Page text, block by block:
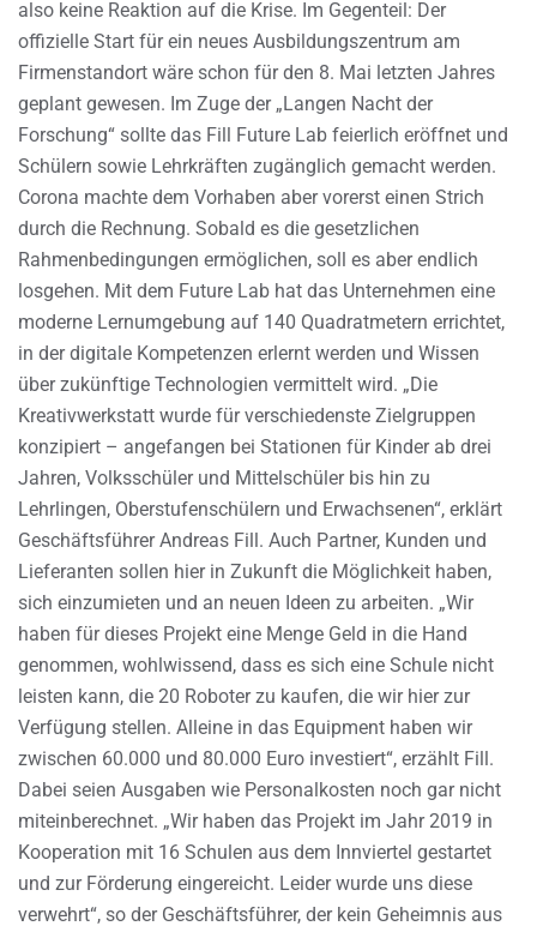
also keine Reaktion auf die Krise. Im Gegenteil: Der
offizielle Start für ein neues Ausbildungszentrum am
Firmenstandort wäre schon für den 8. Mai letzten Jahres
geplant gewesen. Im Zuge der „Langen Nacht der
Forschung“ sollte das Fill Future Lab feierlich eröffnet und
Schülern sowie Lehrkräften zugänglich gemacht werden.
Corona machte dem Vorhaben aber vorerst einen Strich
durch die Rechnung. Sobald es die gesetzlichen
Rahmenbedingungen ermöglichen, soll es aber endlich
losgehen. Mit dem Future Lab hat das Unternehmen eine
moderne Lernumgebung auf 140 Quadratmetern errichtet,
in der digitale Kompetenzen erlernt werden und Wissen
über zukünftige Technologien vermittelt wird. „Die
Kreativwerkstatt wurde für verschiedenste Zielgruppen
konzipiert – angefangen bei Stationen für Kinder ab drei
Jahren, Volksschüler und Mittelschüler bis hin zu
Lehrlingen, Oberstufenschülern und Erwachsenen“, erklärt
Geschäftsführer Andreas Fill. Auch Partner, Kunden und
Lieferanten sollen hier in Zukunft die Möglichkeit haben,
sich einzumieten und an neuen Ideen zu arbeiten. „Wir
haben für dieses Projekt eine Menge Geld in die Hand
genommen, wohlwissend, dass es sich eine Schule nicht
leisten kann, die 20 Roboter zu kaufen, die wir hier zur
Verfügung stellen. Alleine in das Equipment haben wir
zwischen 60.000 und 80.000 Euro investiert“, erzählt Fill.
Dabei seien Ausgaben wie Personalkosten noch gar nicht
miteinberechnet. „Wir haben das Projekt im Jahr 2019 in
Kooperation mit 16 Schulen aus dem Innviertel gestartet
und zur Förderung eingereicht. Leider wurde uns diese
verwehrt“, so der Geschäftsführer, der kein Geheimnis aus